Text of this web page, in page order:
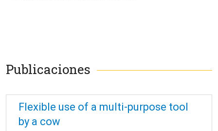
Publicaciones
Flexible use of a multi-purpose tool
by a cow